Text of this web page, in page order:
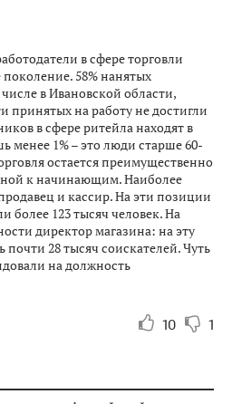
в сфере торговли
58% нанятых
в Ивановской области,
принятых на работу не достигли
в сфере ритейла находят в
менее 1% – это люди старше 60-
остается преимущественно
к начинающим. Наиболее
и кассир. На эти позиции
более 123 тысяч человек. На
директор магазина: на эту
28 тысяч соискателей. Чуть
на должность
10 1